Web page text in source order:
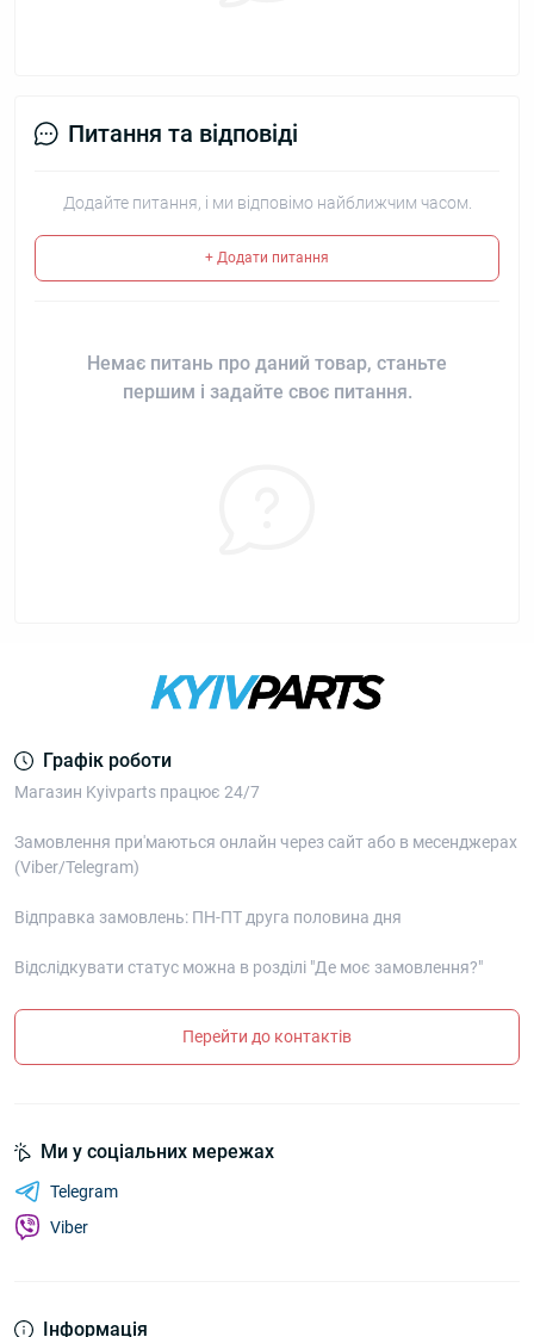
Питання та відповіді
Додайте питання, і ми відповімо найближчим часом.
+ Додати питання
Немає питань про даний товар, станьте
першим і задайте своє питання.
Графік роботи
Магазин Kyivparts працює 24/7
Замовлення при'маються онлайн через сайт або в месенджерах
(Viber/Telegram)
Відправка замовлень: ПН-ПТ друга половина дня
Відслідкувати статус можна в розділі "Де моє замовлення?"
Перейти до контактів
Інформація
Ми у соціальних мережах
Telegram
Viber